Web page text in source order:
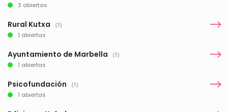
3 abiertas
Rural Kutxa (1)
1 abiertas
Ayuntamiento de Marbella (1)
1 abiertas
Psicofundación (1)
1 abiertas